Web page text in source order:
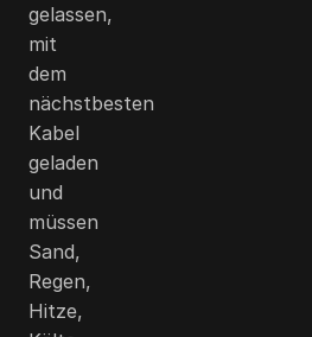
gelassen,
mit
dem
nächstbesten
Kabel
geladen
und
müssen
Sand,
Regen,
Hitze,